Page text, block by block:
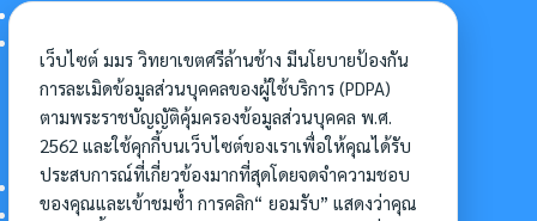
การแต่งกายนักศึกษา
อื่นๆ
การเข้าศึกษาต่อ
ดาวน์โหลดแบบฟอร์ม
เว็บไซต์ มมร วิทยาเขตศรีล้านช้าง มีนโยบายป้องกัน
การละเมิดข้อมูลส่วนบุคคลของผู้ใช้บริการ (PDPA)
ตามพระราชบัญญัติคุ้มครองข้อมูลส่วนบุคคล พ.ศ.
2562 และใช้คุกกี้บนเว็บไซต์ของเราเพื่อให้คุณได้รับ
ประสบการณ์ที่เกี่ยวข้องมากที่สุดโดยจดจำความชอบ
ของคุณและเข้าชมซ้ำ การคลิก“ ยอมรับ” แสดงว่าคุณ